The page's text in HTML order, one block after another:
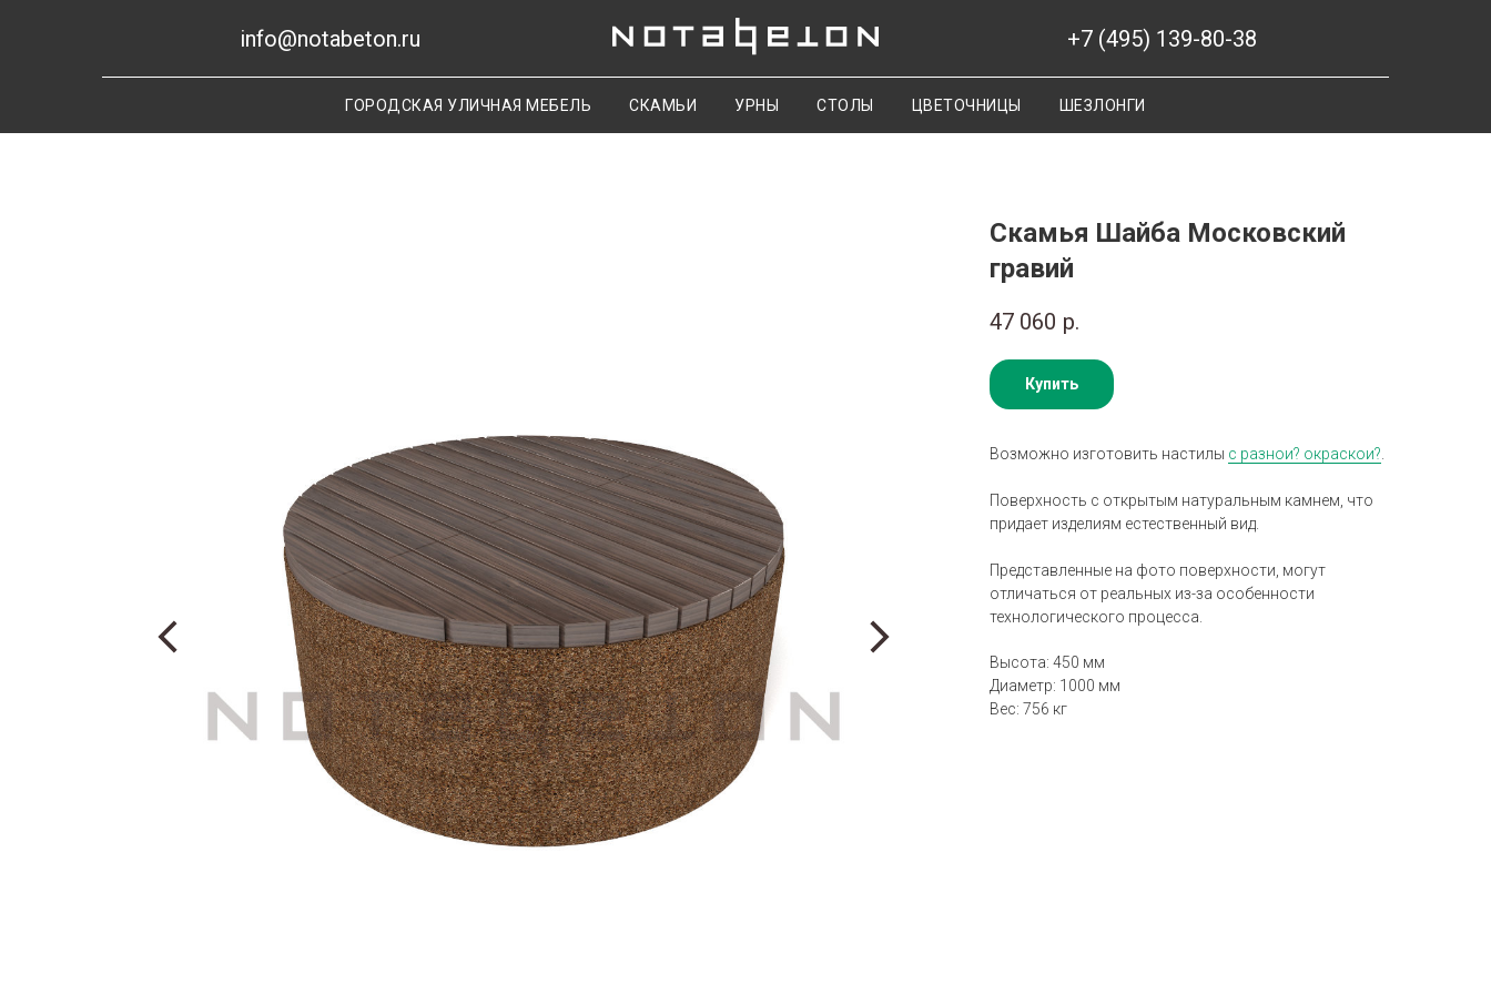
info@notabeton.ru +7 (495) 139-80-38
ГОРОДСКАЯ УЛИЧНАЯ МЕБЕЛЬ СКАМЬИ УРНЫ СТОЛЫ ЦВЕТОЧНИЦЫ ШЕЗЛОНГИ
Скамья Шайба Московский
гравий
47 060 р.
Купить
Возможно изготовить настилы с разнои? окраскои?.
Поверхность с открытым натуральным камнем, что
придает изделиям естественный вид.
Представленные на фото поверхности, могут
отличаться от реальных из-за особенности
технологического процесса.
Высота: 450 мм
Диаметр: 1000 мм
Вес: 756 кг